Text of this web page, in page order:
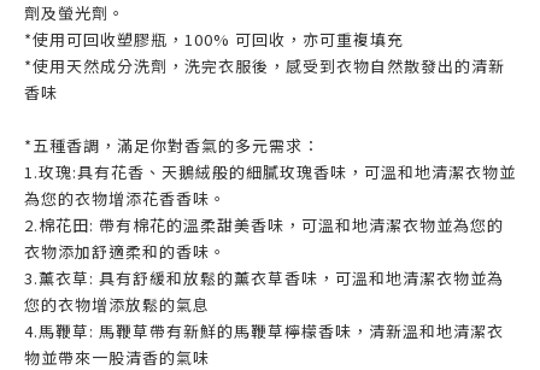
劑及螢光劑。
*使用可回收塑膠瓶，100% 可回收，亦可重複填充
*使用天然成分洗劑，洗完衣服後，感受到衣物自然散發出的清新
香味
*五種香調，滿足你對香氣的多元需求：
1.玫瑰:具有花香、天鵝絨般的細膩玫瑰香味，可溫和地清潔衣物並
為您的衣物增添花香香味。
2.棉花田: 帶有棉花的溫柔甜美香味，可溫和地清潔衣物並為您的
衣物添加舒適柔和的香味。
3.薰衣草: 具有舒緩和放鬆的薰衣草香味，可溫和地清潔衣物並為
您的衣物增添放鬆的氣息
4.馬鞭草: 馬鞭草帶有新鮮的馬鞭草檸檬香味，清新溫和地清潔衣
物並帶來一股清香的氣味